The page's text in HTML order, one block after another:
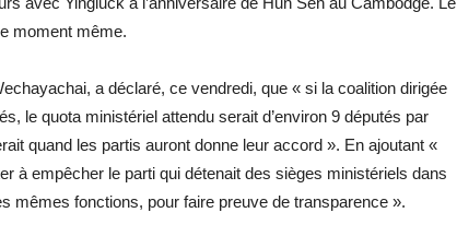
moment même.
a déclaré, ce vendredi, que « si la coalition dirigée
le quota ministériel attendu serait d’environ 9 députés par
quand les partis auront donne leur accord ». En ajoutant «
à empêcher le parti qui détenait des sièges ministériels dans
mêmes fonctions, pour faire preuve de transparence ».